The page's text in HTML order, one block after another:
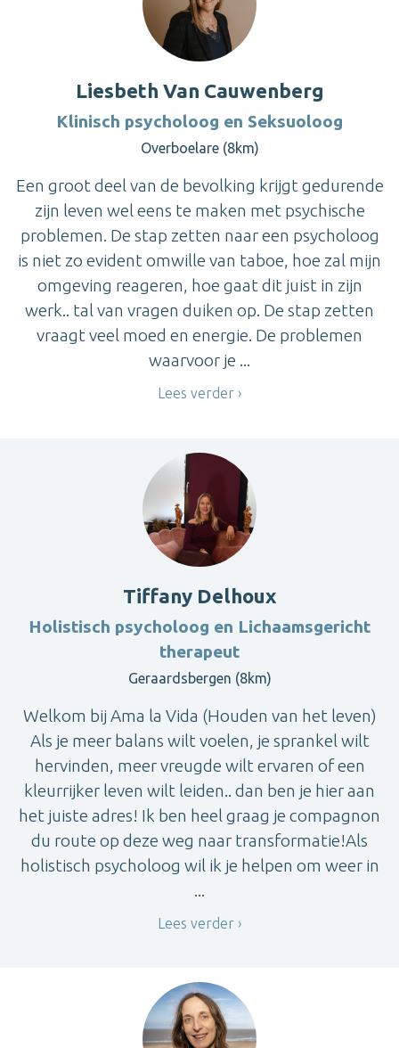
Liesbeth Van Cauwenberg
Klinisch psycholoog en Seksuoloog
Overboelare (8km)
Een groot deel van de bevolking krijgt gedurende
zijn leven wel eens te maken met psychische
problemen. De stap zetten naar een psycholoog
is niet zo evident omwille van taboe, hoe zal mijn
omgeving reageren, hoe gaat dit juist in zijn
werk.. tal van vragen duiken op. De stap zetten
vraagt veel moed en energie. De problemen
waarvoor je ...
Lees verder
Tiffany Delhoux
Holistisch psycholoog en Lichaamsgericht
therapeut
Geraardsbergen (8km)
Welkom bij Ama la Vida (Houden van het leven)
Als je meer balans wilt voelen, je sprankel wilt
hervinden, meer vreugde wilt ervaren of een
kleurrijker leven wilt leiden.. dan ben je hier aan
het juiste adres! Ik ben heel graag je compagnon
du route op deze weg naar transformatie!Als
holistisch psycholoog wil ik je helpen om weer in
...
Lees verder